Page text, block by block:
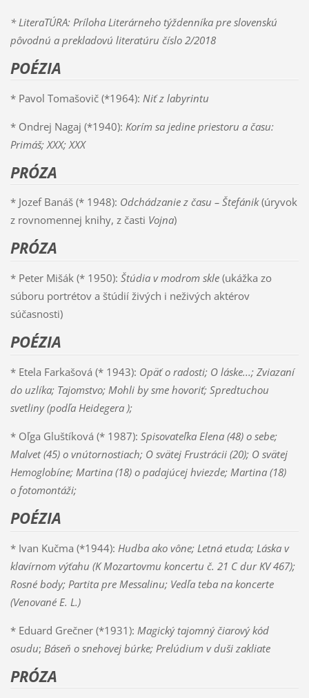
* LiteraTÚRA: Príloha Literárneho týždenníka pre slovenskú
pôvodnú a prekladovú literatúru číslo 2/2018
POÉZIA
* Pavol Tomašovič (*1964): Niť z labyrintu
* Ondrej Nagaj (*1940): Korím sa jedine priestoru a času:
Primáš; XXX; XXX
PRÓZA
* Jozef Banáš (* 1948): Odchádzanie z času – Štefánik(úryvok
z rovnomennej knihy, z časti Vojna)
PRÓZA
* Peter Mišák (* 1950): Štúdia v modrom skle(ukážka zo
súboru portrétov a štúdií živých i neživých aktérov
súčasnosti)
POÉZIA
* Etela Farkašová (* 1943): Opäť o radosti; O láske...; Zviazaní
do uzlíka; Tajomstvo; Mohli by sme hovoriť; Spredtuchou
svetliny (podľa Heidegera );
* Oľga Gluštíková (* 1987): Spisovateľka Elena (48) o sebe;
Malvet (45) o vnútornostiach; O svätej Frustrácii (20); O svätej
Hemoglobíne; Martina (18) o padajúcej hviezde; Martina (18)
o fotomontáži;
POÉZIA
* Ivan Kučma (*1944): Hudba ako vône; Letná etuda; Láska v
klavírnom výťahu (K Mozartovmu koncertu č. 21 C dur KV 467);
Rosné body; Partita pre Messalinu; Vedľa teba na koncerte
(Venované E. L.)
* Eduard Grečner (*1931): Magický tajomný čiarový kód
osudu; Báseň o snehovej búrke; Prelúdium v duši zakliate
PRÓZA